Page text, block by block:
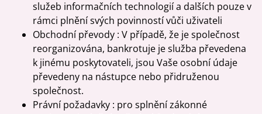
služeb informačních technologií a dalších pouze v
rámci plnění svých povinností vůči uživateli
Obchodní převody : V případě, že je společnost
reorganizována, bankrotuje je služba převedena
k jinému poskytovateli, jsou Vaše osobní údaje
převedeny na nástupce nebo přidruženou
společnost.
Právní požadavky : pro splnění zákonné